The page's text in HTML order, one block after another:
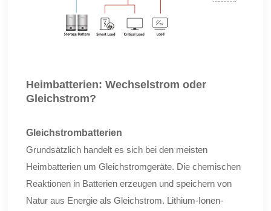
Heimbatterien: Wechselstrom oder
Gleichstrom?
Gleichstrombatterien
Grundsätzlich handelt es sich bei den meisten
Heimbatterien um Gleichstromgeräte. Die chemischen
Reaktionen in Batterien erzeugen und speichern von
Natur aus Energie als Gleichstrom. Lithium-Ionen-